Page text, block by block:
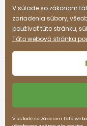
V súlade so zákonom
zariadenia súbory,
používať túto stránku,
Táto webová stránka
V súlade so zákonom táto